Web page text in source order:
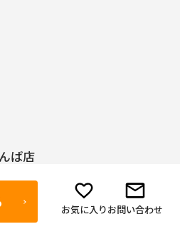
お気に入りお問い合わせ
ば店
2-1-1
フルーツタワービル3F